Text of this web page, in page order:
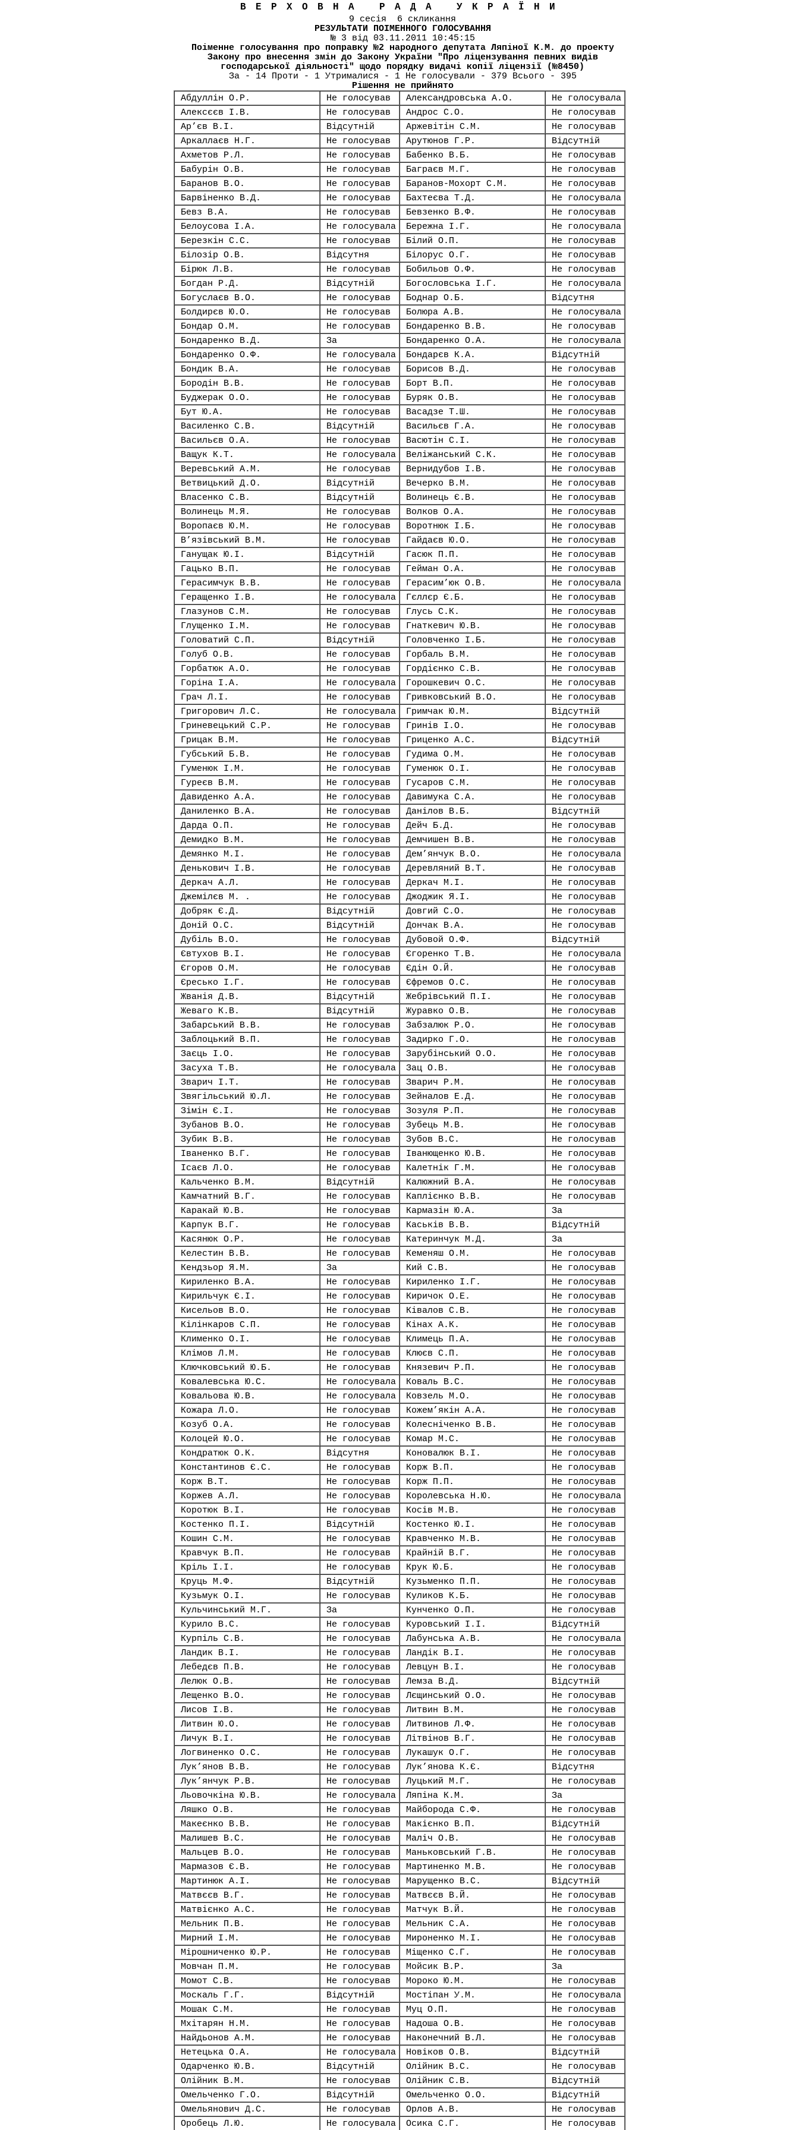
ВЕРХОВНА РАДА УКРАЇНИ
9 сесія 6 скликання
РЕЗУЛЬТАТИ ПОІМЕННОГО ГОЛОСУВАННЯ
№ 3 від 03.11.2011 10:45:15
Поіменне голосування про поправку №2 народного депутата Ляпіної К.М. до проекту
Закону про внесення змін до Закону України "Про ліцензування певних видів
господарської діяльності" щодо порядку видачі копії ліцензії (№8450)
За - 14 Проти - 1 Утрималися - 1 Не голосували - 379 Всього - 395
Рішення не прийнято
Абдуллін О.Р.
Не голосував Александровська А.О.
Не голосувала
Алексєєв І.В.
Не голосував Андрос С.О.
Не голосував
Ар’єв В.І.
Відсутній Аржевітін С.М.
Не голосував
Аркаллаєв Н.Г.
Не голосував Арутюнов Г.Р.
Відсутній
Ахметов Р.Л.
Не голосував Бабенко В.Б.
Не голосував
Бабурін О.В.
Не голосував Баграєв М.Г.
Не голосував
Баранов В.О.
Не голосував Баранов-Мохорт С.М.
Не голосував
Барвіненко В.Д.
Не голосував Бахтеєва Т.Д.
Не голосувала
Бевз В.А.
Не голосував Бевзенко В.Ф.
Не голосував
Белоусова І.А.
Не голосувала Бережна І.Г.
Не голосувала
Березкін С.С.
Не голосував Білий О.П.
Не голосував
Білозір О.В.
Відсутня Білорус О.Г.
Не голосував
Бірюк Л.В.
Не голосував Бобильов О.Ф.
Не голосував
Богдан Р.Д.
Відсутній Богословська І.Г.
Не голосувала
Богуслаєв В.О.
Не голосував Боднар О.Б.
Відсутня
Болдирєв Ю.О.
Не голосував Болюра А.В.
Не голосувала
Бондар О.М.
Не голосував Бондаренко В.В.
Не голосував
Бондаренко В.Д.
За Бондаренко О.А.
Не голосувала
Бондаренко О.Ф.
Не голосувала Бондарєв К.А.
Відсутній
Бондик В.А.
Не голосував Борисов В.Д.
Не голосував
Бородін В.В.
Не голосував Борт В.П.
Не голосував
Буджерак О.О.
Не голосував Буряк О.В.
Не голосував
Бут Ю.А.
Не голосував Васадзе Т.Ш.
Не голосував
Василенко С.В.
Відсутній Васильєв Г.А.
Не голосував
Васильєв О.А.
Не голосував Васютін С.І.
Не голосував
Ващук К.Т.
Не голосувала Веліжанський С.К.
Не голосував
Веревський А.М.
Не голосував Вернидубов І.В.
Не голосував
Ветвицький Д.О.
Відсутній Вечерко В.М.
Не голосував
Власенко С.В.
Відсутній Волинець Є.В.
Не голосував
Волинець М.Я.
Не голосував Волков О.А.
Не голосував
Воропаєв Ю.М.
Не голосував Воротнюк І.Б.
Не голосував
В’язівський В.М.
Не голосував Гайдаєв Ю.О.
Не голосував
Ганущак Ю.І.
Відсутній Гасюк П.П.
Не голосував
Гацько В.П.
Не голосував Гейман О.А.
Не голосував
Герасимчук В.В.
Не голосував Герасим’юк О.В.
Не голосувала
Геращенко І.В.
Не голосувала Гєллєр Є.Б.
Не голосував
Глазунов С.М.
Не голосував Глусь С.К.
Не голосував
Глущенко І.М.
Не голосував Гнаткевич Ю.В.
Не голосував
Головатий С.П.
Відсутній Головченко І.Б.
Не голосував
Голуб О.В.
Не голосував Горбаль В.М.
Не голосував
Горбатюк А.О.
Не голосував Гордієнко С.В.
Не голосував
Горіна І.А.
Не голосувала Горошкевич О.С.
Не голосував
Грач Л.І.
Не голосував Гривковський В.О.
Не голосував
Григорович Л.С.
Не голосувала Гримчак Ю.М.
Відсутній
Гриневецький С.Р.
Не голосував Гринів І.О.
Не голосував
Грицак В.М.
Не голосував Гриценко А.С.
Відсутній
Губський Б.В.
Не голосував Гудима О.М.
Не голосував
Гуменюк І.М.
Не голосував Гуменюк О.І.
Не голосував
Гуреєв В.М.
Не голосував Гусаров С.М.
Не голосував
Давиденко А.А.
Не голосував Давимука С.А.
Не голосував
Даниленко В.А.
Не голосував Данілов В.Б.
Відсутній
Дарда О.П.
Не голосував Дейч Б.Д.
Не голосував
Демидко В.М.
Не голосував Демчишен В.В.
Не голосував
Демянко М.І.
Не голосував Дем’янчук В.О.
Не голосувала
Денькович І.В.
Не голосував Деревляний В.Т.
Не голосував
Деркач А.Л.
Не голосував Деркач М.І.
Не голосував
Джемілєв М. .
Не голосував Джоджик Я.І.
Не голосував
Добряк Є.Д.
Відсутній Довгий С.О.
Не голосував
Доній О.С.
Відсутній Дончак В.А.
Не голосував
Дубіль В.О.
Не голосував Дубовой О.Ф.
Відсутній
Євтухов В.І.
Не голосував Єгоренко Т.В.
Не голосувала
Єгоров О.М.
Не голосував Єдін О.Й.
Не голосував
Єресько І.Г.
Не голосував Єфремов О.С.
Не голосував
Жванія Д.В.
Відсутній Жебрівський П.І.
Не голосував
Жеваго К.В.
Відсутній Журавко О.В.
Не голосував
Забарський В.В.
Не голосував Забзалюк Р.О.
Не голосував
Заблоцький В.П.
Не голосував Задирко Г.О.
Не голосував
Заєць І.О.
Не голосував Зарубінський О.О.
Не голосував
Засуха Т.В.
Не голосувала Зац О.В.
Не голосував
Зварич І.Т.
Не голосував Зварич Р.М.
Не голосував
Звягільський Ю.Л.
Не голосував Зейналов Е.Д.
Не голосував
Зімін Є.І.
Не голосував Зозуля Р.П.
Не голосував
Зубанов В.О.
Не голосував Зубець М.В.
Не голосував
Зубик В.В.
Не голосував Зубов В.С.
Не голосував
Іваненко В.Г.
Не голосував Іванющенко Ю.В.
Не голосував
Ісаєв Л.О.
Не голосував Калетнік Г.М.
Не голосував
Кальченко В.М.
Відсутній Калюжний В.А.
Не голосував
Камчатний В.Г.
Не голосував Каплієнко В.В.
Не голосував
Каракай Ю.В.
Не голосував Кармазін Ю.А.
За
Карпук В.Г.
Не голосував Каськів В.В.
Відсутній
Касянюк О.Р.
Не голосував Катеринчук М.Д.
За
Келестин В.В.
Не голосував Кеменяш О.М.
Не голосував
Кендзьор Я.М.
За Кий С.В.
Не голосував
Кириленко В.А.
Не голосував Кириленко І.Г.
Не голосував
Кирильчук Є.І.
Не голосував Киричок О.Е.
Не голосував
Кисельов В.О.
Не голосував Ківалов С.В.
Не голосував
Кілінкаров С.П.
Не голосував Кінах А.К.
Не голосував
Клименко О.І.
Не голосував Климець П.А.
Не голосував
Клімов Л.М.
Не голосував Клюєв С.П.
Не голосував
Ключковський Ю.Б.
Не голосував Князевич Р.П.
Не голосував
Ковалевська Ю.С.
Не голосувала Коваль В.С.
Не голосував
Ковальова Ю.В.
Не голосувала Ковзель М.О.
Не голосував
Кожара Л.О.
Не голосував Кожем’якін А.А.
Не голосував
Козуб О.А.
Не голосував Колесніченко В.В.
Не голосував
Колоцей Ю.О.
Не голосував Комар М.С.
Не голосував
Кондратюк О.К.
Відсутня Коновалюк В.І.
Не голосував
Константинов Є.С.
Не голосував Корж В.П.
Не голосував
Корж В.Т.
Не голосував Корж П.П.
Не голосував
Коржев А.Л.
Не голосував Королевська Н.Ю.
Не голосувала
Коротюк В.І.
Не голосував Косів М.В.
Не голосував
Костенко П.І.
Відсутній Костенко Ю.І.
Не голосував
Кошин С.М.
Не голосував Кравченко М.В.
Не голосував
Кравчук В.П.
Не голосував Крайній В.Г.
Не голосував
Кріль І.І.
Не голосував Крук Ю.Б.
Не голосував
Круць М.Ф.
Відсутній Кузьменко П.П.
Не голосував
Кузьмук О.І.
Не голосував Куликов К.Б.
Не голосував
Кульчинський М.Г.
За Кунченко О.П.
Не голосував
Курило В.С.
Не голосував Куровський І.І.
Відсутній
Курпіль С.В.
Не голосував Лабунська А.В.
Не голосувала
Ландик В.І.
Не голосував Ландік В.І.
Не голосував
Лебедєв П.В.
Не голосував Левцун В.І.
Не голосував
Лелюк О.В.
Не голосував Лемза В.Д.
Відсутній
Лещенко В.О.
Не голосував Лєщинський О.О.
Не голосував
Лисов І.В.
Не голосував Литвин В.М.
Не голосував
Литвин Ю.О.
Не голосував Литвинов Л.Ф.
Не голосував
Личук В.І.
Не голосував Літвінов В.Г.
Не голосував
Логвиненко О.С.
Не голосував Лукашук О.Г.
Не голосував
Лук’янов В.В.
Не голосував Лук’янова К.Є.
Відсутня
Лук’янчук Р.В.
Не голосував Луцький М.Г.
Не голосував
Льовочкіна Ю.В.
Не голосувала Ляпіна К.М.
За
Ляшко О.В.
Не голосував Майборода С.Ф.
Не голосував
Макеєнко В.В.
Не голосував Макієнко В.П.
Відсутній
Малишев В.С.
Не голосував Маліч О.В.
Не голосував
Мальцев В.О.
Не голосував Маньковський Г.В.
Не голосував
Мармазов Є.В.
Не голосував Мартиненко М.В.
Не голосував
Мартинюк А.І.
Не голосував Марущенко В.С.
Відсутній
Матвєєв В.Г.
Не голосував Матвєєв В.Й.
Не голосував
Матвієнко А.С.
Не голосував Матчук В.Й.
Не голосував
Мельник П.В.
Не голосував Мельник С.А.
Не голосував
Мирний І.М.
Не голосував Мироненко М.І.
Не голосував
Мірошниченко Ю.Р.
Не голосував Міщенко С.Г.
Не голосував
Мовчан П.М.
Не голосував Мойсик В.Р.
За
Момот С.В.
Не голосував Мороко Ю.М.
Не голосував
Москаль Г.Г.
Відсутній Мостіпан У.М.
Не голосувала
Мошак С.М.
Не голосував Муц О.П.
Не голосував
Мхітарян Н.М.
Не голосував Надоша О.В.
Не голосував
Найдьонов А.М.
Не голосував Наконечний В.Л.
Не голосував
Нетецька О.А.
Не голосувала Новіков О.В.
Відсутній
Одарченко Ю.В.
Відсутній Олійник В.С.
Не голосував
Олійник В.М.
Не голосував Олійник С.В.
Відсутній
Омельченко Г.О.
Відсутній Омельченко О.О.
Відсутній
Омельянович Д.С.
Не голосував Орлов А.В.
Не голосував
Оробець Л.Ю.
Не голосувала Осика С.Г. Не голосував